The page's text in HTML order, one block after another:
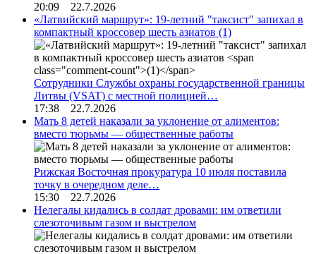
20:09 22.7.2026
«Латвийский маршрут»: 19-летний "таксист" запихал в
компактный кроссовер шесть азиатов (1)
Сотрудники Службы охраны государственной границы
Литвы (VSAT) с местной полицией…
17:38 22.7.2026
Мать 8 детей наказали за уклонение от алиментов:
вместо тюрьмы — общественные работы
Рижская Восточная прокуратура 10 июля поставила
точку в очередном деле…
15:30 22.7.2026
Нелегалы кидались в солдат дровами: им ответили
слезоточивым газом и выстрелом